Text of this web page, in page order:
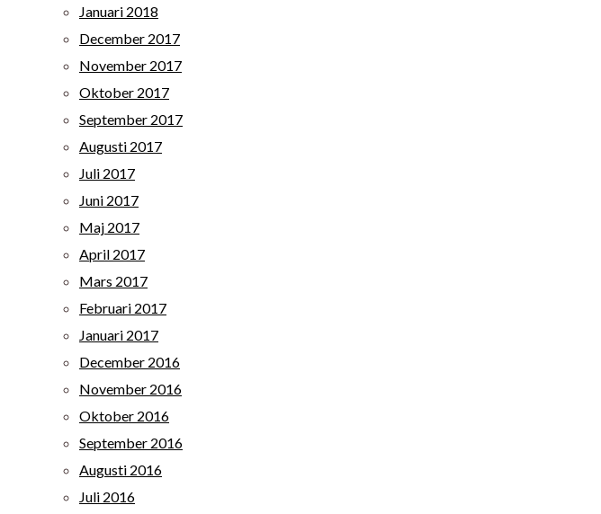
Januari 2018
December 2017
November 2017
Oktober 2017
September 2017
Augusti 2017
Juli 2017
Juni 2017
Maj 2017
April 2017
Mars 2017
Februari 2017
Januari 2017
December 2016
November 2016
Oktober 2016
September 2016
Augusti 2016
Juli 2016